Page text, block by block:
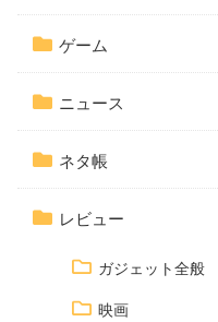
ゲーム
ニュース
ネタ帳
レビュー
ガジェット全般
映画